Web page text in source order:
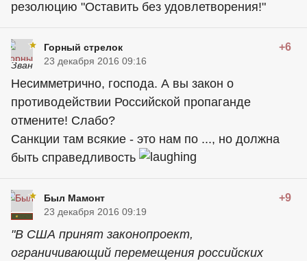
резолюцию "Оставить без удовлетворения!"
Горный стрелок +6
23 декабря 2016 09:16
Несимметрично, господа. А вы закон о
противодействии Российской пропаганде
отмените! Слабо?
Санкции там всякие - это нам по ..., но должна
быть справедливость
Был Мамонт +9
23 декабря 2016 09:19
"В США принят законопроект,
ограничивающий перемещения российских